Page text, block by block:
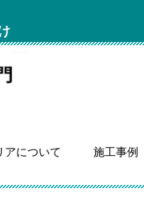
アについて 施工事例